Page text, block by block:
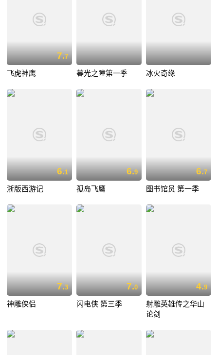
7.7
飞虎神鹰 暮光之瞳第一季 冰火奇缘
6.1
浙版西游记
6.9
孤岛飞鹰
6.7
图书馆员 第一季
7.3
神雕侠侣
7.0
闪电侠 第三季
4.9
射雕英雄传之华山
论剑